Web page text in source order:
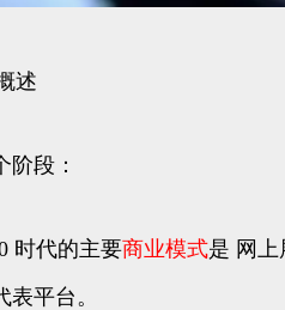
述
段：
时代的主要商业模式是 网上
平台。